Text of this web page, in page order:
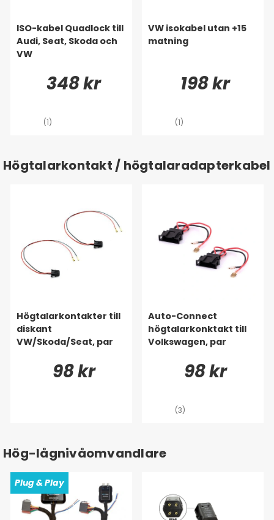
ISO-kabel Quadlock till
Audi, Seat, Skoda och
VW
348 kr
(1)
VW isokabel utan +15
matning
198 kr
(1)
Högtalarkontakt / högtalaradapterkabel
Högtalarkontakter till
diskant
VW/Skoda/Seat, par
98 kr
Auto-Connect
högtalarkonktakt till
Volkswagen, par
98 kr
(3)
Hög-lågnivåomvandlare
Plug & Play